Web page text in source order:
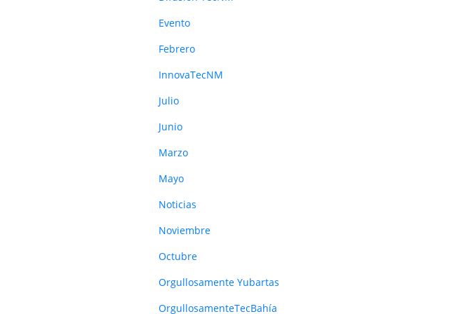
Evento
Febrero
InnovaTecNM
Julio
Junio
Marzo
Mayo
Noticias
Noviembre
Octubre
Orgullosamente Yubartas
OrgullosamenteTecBahía